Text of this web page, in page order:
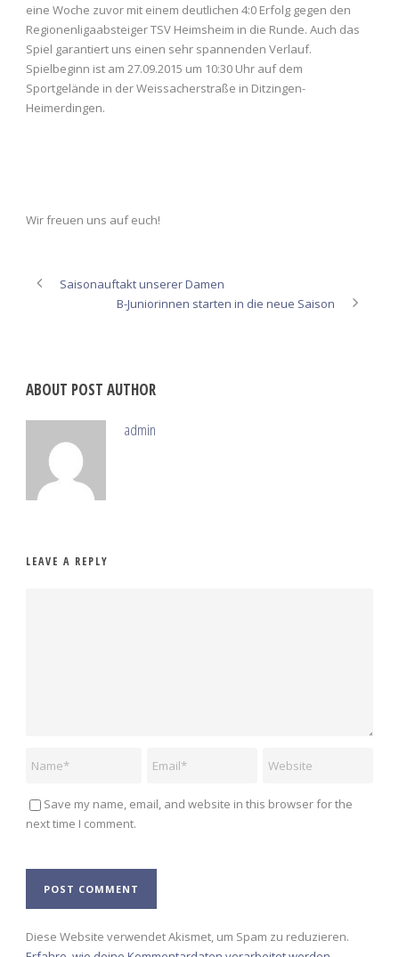
eine Woche zuvor mit einem deutlichen 4:0 Erfolg gegen den
Regionenligaabsteiger TSV Heimsheim in die Runde. Auch das
Spiel garantiert uns einen sehr spannenden Verlauf.
Spielbeginn ist am 27.09.2015 um 10:30 Uhr auf dem
Sportgelände in der Weissacherstraße in Ditzingen-
Heimerdingen.
Wir freuen uns auf euch!
Saisonauftakt unserer Damen
B-Juniorinnen starten in die neue Saison
ABOUT POST AUTHOR
admin
LEAVE A REPLY
Save my name, email, and website in this browser for the
next time I comment.
Alternative:
Diese Website verwendet Akismet, um Spam zu reduzieren.